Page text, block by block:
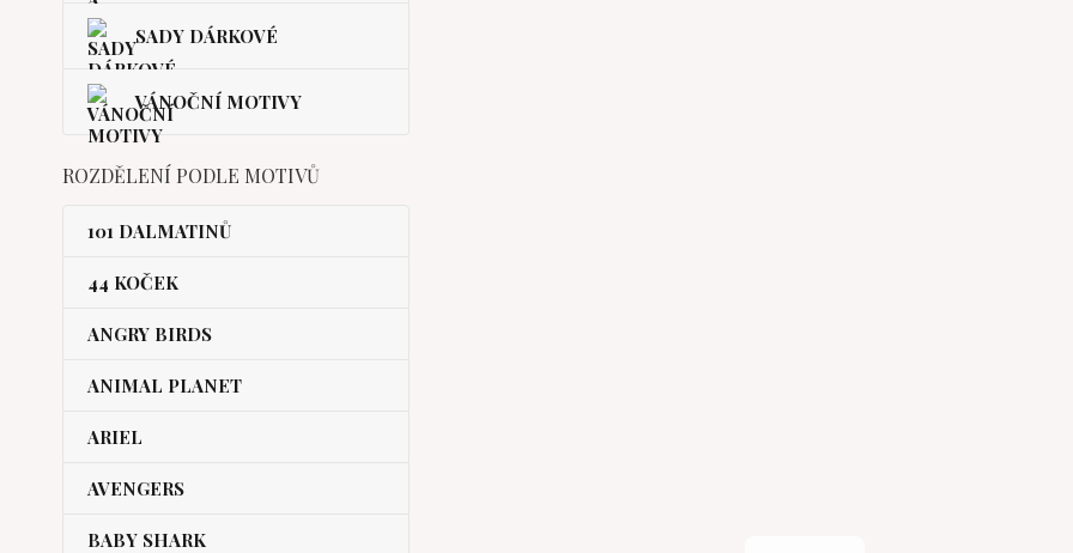
SADY DÁRKOVÉ
VÁNOČNÍ MOTIVY
ROZDĚLENÍ PODLE MOTIVŮ
101 DALMATINŮ
44 KOČEK
ANGRY BIRDS
ANIMAL PLANET
ARIEL
AVENGERS
BABY SHARK